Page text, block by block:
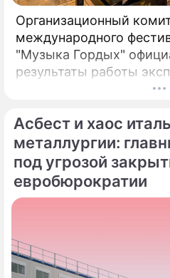
Организационный
международного
"Музыка Гордых"
результаты работы
После длительного и
сформирован шорт-
исполнителей.
Асбест и хаос
металлургии:
под угрозой
евробюрократии